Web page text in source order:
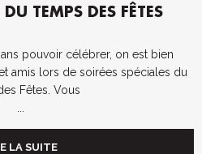
TEMPS DES FÊTES
pouvoir célébrer, on est bien
amis lors de soirées spéciales du
Fêtes. Vous
LA SUITE